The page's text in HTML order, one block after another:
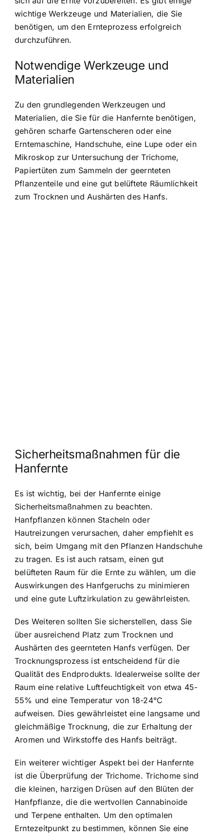
wichtige Werkzeuge und Materialien, die Sie
benötigen, um den Ernteprozess erfolgreich
durchzuführen.
Notwendige Werkzeuge und
Materialien
Zu den grundlegenden Werkzeugen und
Materialien, die Sie für die Hanfernte benötigen,
gehören scharfe Gartenscheren oder eine
Erntemaschine, Handschuhe, eine Lupe oder ein
Mikroskop zur Untersuchung der Trichome,
Papiertüten zum Sammeln der geernteten
Pflanzenteile und eine gut belüftete Räumlichkeit
zum Trocknen und Aushärten des Hanfs.
Sicherheitsmaßnahmen für die
Hanfernte
Es ist wichtig, bei der Hanfernte einige
Sicherheitsmaßnahmen zu beachten.
Hanfpflanzen können Stacheln oder
Hautreizungen verursachen, daher empfiehlt es
sich, beim Umgang mit den Pflanzen Handschuhe
zu tragen. Es ist auch ratsam, einen gut
belüfteten Raum für die Ernte zu wählen, um die
Auswirkungen des Hanfgeruchs zu minimieren
und eine gute Luftzirkulation zu gewährleisten.
Des Weiteren sollten Sie sicherstellen, dass Sie
über ausreichend Platz zum Trocknen und
Aushärten des geernteten Hanfs verfügen. Der
Trocknungsprozess ist entscheidend für die
Qualität des Endprodukts. Idealerweise sollte der
Raum eine relative Luftfeuchtigkeit von etwa 45-
55% und eine Temperatur von 18-24°C
aufweisen. Dies gewährleistet eine langsame und
gleichmäßige Trocknung, die zur Erhaltung der
Aromen und Wirkstoffe des Hanfs beiträgt.
Ein weiterer wichtiger Aspekt bei der Hanfernte
ist die Überprüfung der Trichome. Trichome sind
die kleinen, harzigen Drüsen auf den Blüten der
Hanfpflanze, die die wertvollen Cannabinoide
und Terpene enthalten. Um den optimalen
Erntezeitpunkt zu bestimmen, können Sie eine